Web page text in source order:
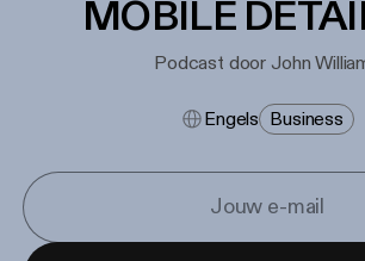
MOBILE
Podcast door John
Engels Business